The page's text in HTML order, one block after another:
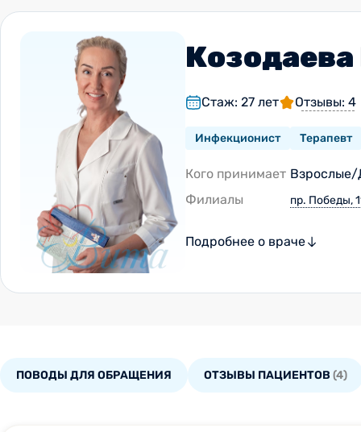
Стаж: 27 лет Отзывы: 4
Инфекционист Терапевт
Кого принимает Взрослые/
Филиалы
пр. Победы,
Подробнее о враче
ПОВОДЫ ДЛЯ ОБРАЩЕНИЯ ОТЗЫВЫ ПАЦИЕНТОВ (4)